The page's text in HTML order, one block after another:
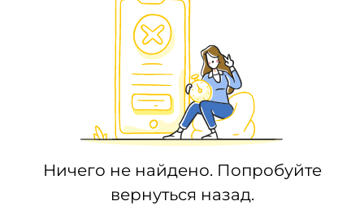
Ничего не найдено. Попробуйте
вернуться назад.